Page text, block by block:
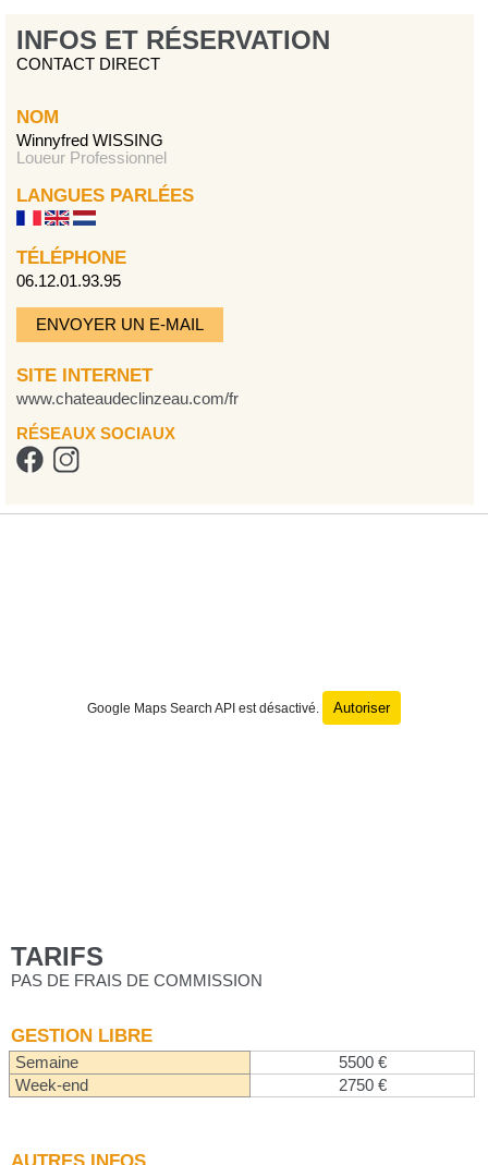
INFOS ET RÉSERVATION
CONTACT DIRECT
NOM
Winnyfred WISSING
Loueur Professionnel
LANGUES PARLÉES
TÉLÉPHONE
06.12.01.93.95
ENVOYER UN E-MAIL
SITE INTERNET
www.chateaudeclinzeau.com/fr
RÉSEAUX SOCIAUX
Google Maps Search API est désactivé. Autoriser
TARIFS
PAS DE FRAIS DE COMMISSION
GESTION LIBRE
Semaine
5500 €
Week-end
2750 €
AUTRES INFOS